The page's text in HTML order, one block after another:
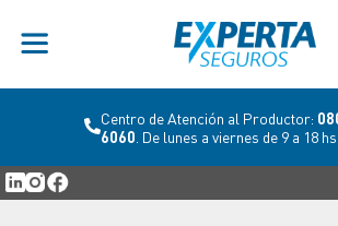
Centro de Atención al Productor:
6060 . De lunes a viernes de 9 a 18 hs.